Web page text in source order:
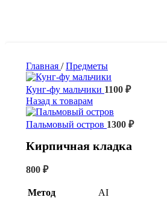
Главная / Предметы
Кунг-фу мальчики 1100 ₽
Назад к товарам
Пальмовый остров 1300 ₽
Кирпичная кладка
800 ₽
Метод AI